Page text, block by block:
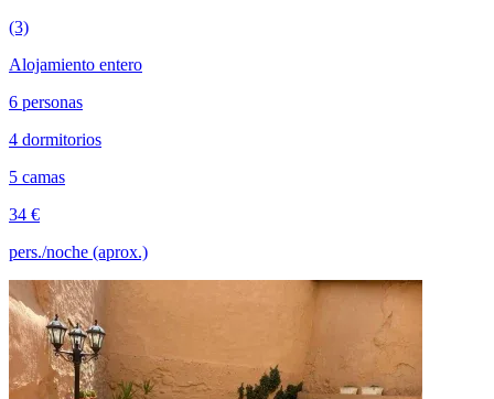
(3)
Alojamiento entero
6 personas
4 dormitorios
5 camas
34 €
pers./noche (aprox.)